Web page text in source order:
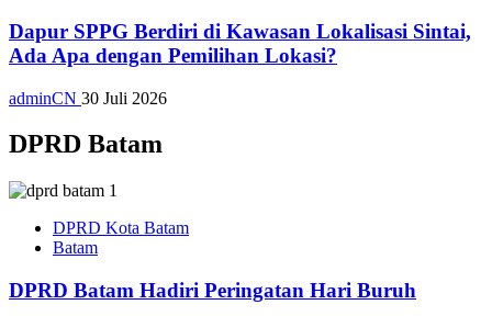
Dapur SPPG Berdiri di Kawasan Lokalisasi Sintai,
Ada Apa dengan Pemilihan Lokasi?
adminCN 30 Juli 2026
DPRD Batam
DPRD Kota Batam
Batam
DPRD Batam Hadiri Peringatan Hari Buruh